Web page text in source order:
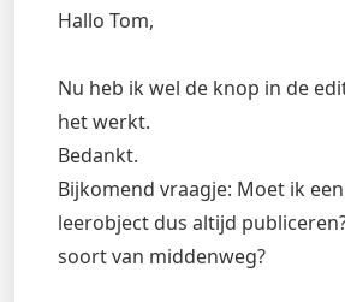
Hallo Tom,
Nu heb ik wel de knop in de
het werkt.
Bedankt.
Bijkomend vraagje: Moet ik
leerobject dus altijd
soort van middenweg?